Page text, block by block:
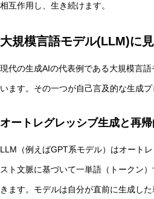
非意識的苦痛はどう測る?
相互作用し、生き続けます。
大規模言語モデル(LLM)に
現代の生成AIの代表例である大規模言
います。その一つが自己言及的な生成プ
オートレグレッシブ生成と再
LLM（例えばGPT系モデル）はオート
スト文脈に基づいて一単語（トークン
きます。モデルは自分が直前に生成し